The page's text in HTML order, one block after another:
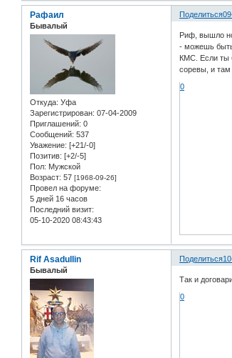
Поделиться
Рафаил
Бывалый
Откуда: Уфа
Зарегистрирован: 07-04-2009
Приглашений: 0
Сообщений: 537
Уважение: [+21/-0]
Позитив: [+2/-5]
Пол: Мужской
Возраст: 57 [1968-09-26]
Провел на форуме:
5 дней 16 часов
Последний визит:
05-10-2020 08:43:43
Риф, вышло
- можешь
КМС. Если ты
соревы, и там
0
Поделиться
Rif Asadullin
Бывалый
Так и
0